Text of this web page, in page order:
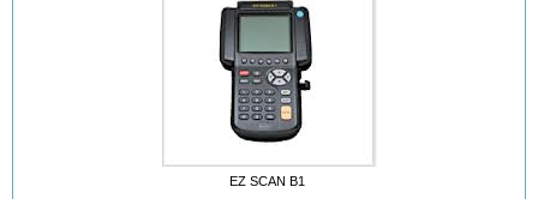
EZ SCAN B1